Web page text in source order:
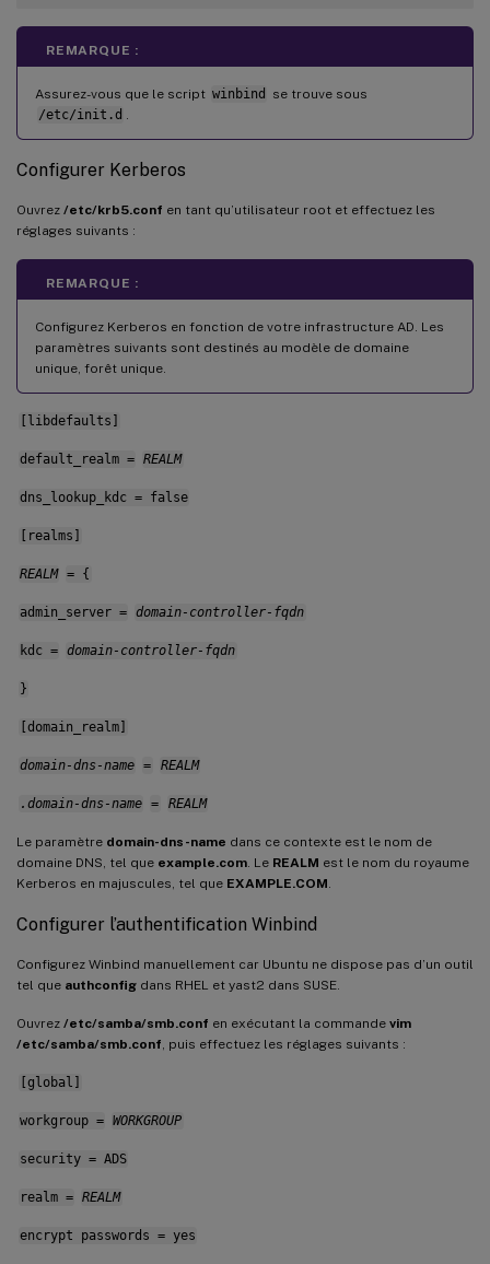
REMARQUE :
Assurez-vous que le script winbind
se trouve sous
/etc/init.d
Configurer Kerberos
Ouvrez /etc/krb5.conf en tant qu’utilisateur root et effectuez les
réglages suivants :
REMARQUE :
Configurez Kerberos en fonction de votre infrastructure AD. Les
paramètres suivants sont destinés au modèle de domaine
unique, forêt unique.
[libdefaults]
default_realm = REALM
dns_lookup_kdc = false
[realms]
REALM = {
admin_server = domain-controller-fqdn
kdc = domain-controller-fqdn
}
[domain_realm]
domain-dns-name = REALM
.domain-dns-name = REALM
Le paramètre domain-dns-name dans ce contexte est le nom de
domaine DNS, tel que example.com . Le REALM est le nom du royaume
Kerberos en majuscules, tel que EXAMPLE.COM
Configurer l’authentification Winbind
Configurez Winbind manuellement car Ubuntu ne dispose pas d’un outil
tel que authconfig dans RHEL et yast2 dans SUSE.
Ouvrez /etc/samba/smb.conf en exécutant la commande vim
/etc/samba/smb.conf , puis effectuez les réglages suivants :
[global]
workgroup = WORKGROUP
security = ADS
realm = REALM
encrypt passwords = yes